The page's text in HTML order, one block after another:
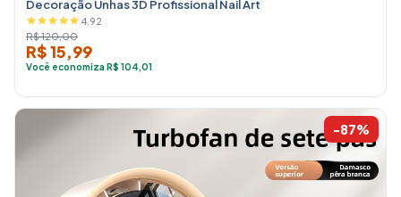
Decoração Unhas 3D Profissional Nail Art
4.92
R$ 120,00
R$ 15,99
Você economiza R$ 104,01
-87%